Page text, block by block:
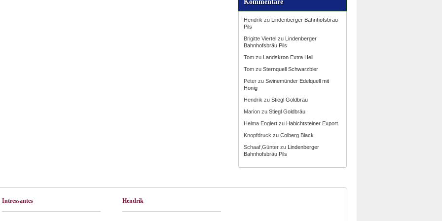
Kommentare
Hendrik zu Lindenberger Bahnhofsbräu
Pils
Brigitte Viertel zu Lindenberger
Bahnhofsbräu Pils
Tom zu Landskron Extra Hell
Tom zuSternquell Schwarzbier
Peter zuSwinemünder Edelquell mit
Honig
Hendrik zuStiegl Goldbräu
Marion zuStiegl Goldbräu
Helma Englert zu Habichtsteiner Export
Knopfdruck zuColberg Black
Schaaf,Günter zu Lindenberger
Bahnhofsbräu Pils
Intressantes Hendrik